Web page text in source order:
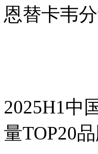
恩替卡韦
2025H1中
量TOP20